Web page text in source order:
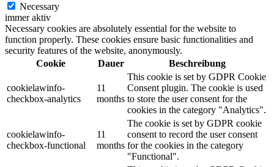
Necessary
immer aktiv
Necessary cookies are absolutely essential for the website to
function properly. These cookies ensure basic functionalities and
security features of the website, anonymously.
Cookie
Dauer Beschreibung
cookielawinfo-
checkbox-analytics
11
months
This cookie is set by GDPR Cookie
Consent plugin. The cookie is used
to store the user consent for the
cookies in the category "Analytics".
cookielawinfo-
checkbox-functional
11
months
The cookie is set by GDPR cookie
consent to record the user consent
for the cookies in the category
"Functional".